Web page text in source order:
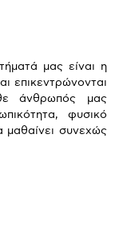
μας είναι η
επικεντρώνονται
άνθρωπός μας
φυσικό
μαθαίνει συνεχώς